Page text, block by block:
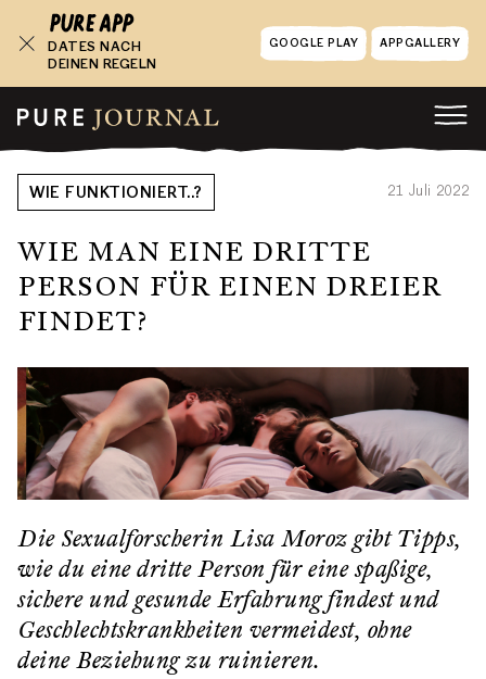
DATES NACH
DEINEN REGELN
GOOGLE PLAY APPGALLERY
WIE FUNKTIONIERT..? 21 Juli 2022
WIE MAN EINE DRITTE
PERSON FÜR EINEN DREIER
FINDET?
Die Sexualforscherin Lisa Moroz gibt Tipps,
wie du eine dritte Person für eine spaßige,
sichere und gesunde Erfahrung findest und
Geschlechtskrankheiten vermeidest, ohne
deine Beziehung zu ruinieren.